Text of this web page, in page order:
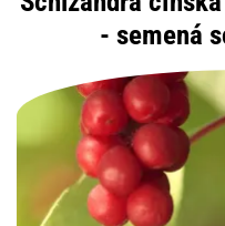
- semená